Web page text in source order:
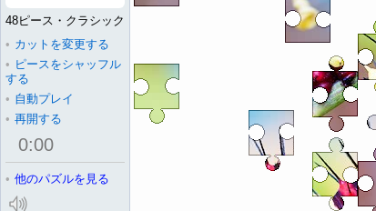
48ピース・クラシック
• カットを変更する
• ピースをシャッフル
する
• 自動プレイ
• 再開する
0:00
• 他のパズルを見る